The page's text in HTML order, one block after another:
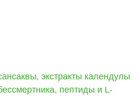
экстракты календулы
пептиды и L-